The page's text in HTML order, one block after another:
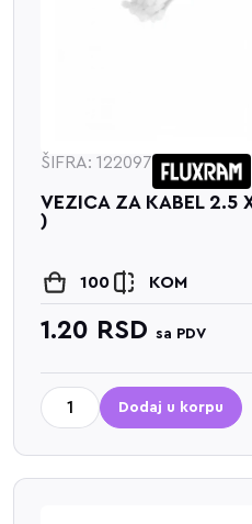
ŠIFRA: 122097
VEZICA ZA KABEL 2.5
)
100 KOM
1.20 RSD sa PDV
Dodaj u korpu